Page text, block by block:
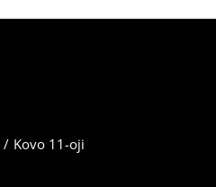
/ Kovo 11-oji